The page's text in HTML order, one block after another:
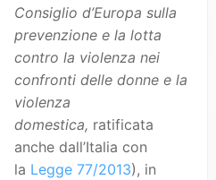
Consiglio d’Europa sulla
prevenzione e la lotta
contro la violenza nei
confronti delle donne e la
violenza
domestica, ratificata
anche dall’Italia con
la Legge 77/2013), in